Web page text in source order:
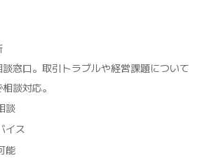
窓口。取引トラブルや経営課題について
談対応。
談
イス
能